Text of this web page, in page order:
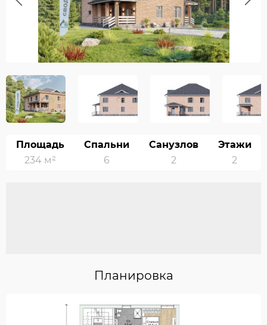
Площадь
234 м²
Спальни
6
Санузлов
2
Этажи
2
Планировка